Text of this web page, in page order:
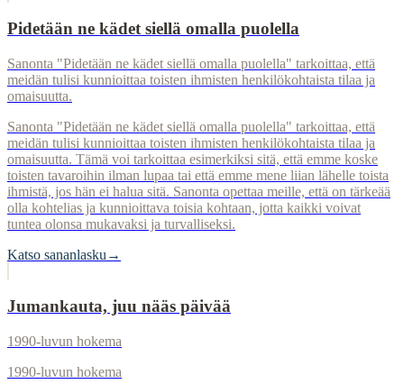
Pidetään ne kädet siellä omalla puolella
Sanonta "Pidetään ne kädet siellä omalla puolella" tarkoittaa, että
meidän tulisi kunnioittaa toisten ihmisten henkilökohtaista tilaa ja
omaisuutta.
Sanonta "Pidetään ne kädet siellä omalla puolella" tarkoittaa, että
meidän tulisi kunnioittaa toisten ihmisten henkilökohtaista tilaa ja
omaisuutta. Tämä voi tarkoittaa esimerkiksi sitä, että emme koske
toisten tavaroihin ilman lupaa tai että emme mene liian lähelle toista
ihmistä, jos hän ei halua sitä. Sanonta opettaa meille, että on tärkeää
olla kohtelias ja kunnioittava toisia kohtaan, jotta kaikki voivat
tuntea olonsa mukavaksi ja turvalliseksi.
Katso sananlasku →
Jumankauta, juu nääs päivää
1990-luvun hokema
1990-luvun hokema